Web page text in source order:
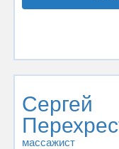
Сергей
массажист